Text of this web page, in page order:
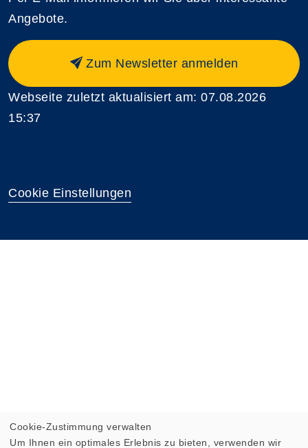
Angebote.
Zum Newsletter anmelden
Webseite zuletzt aktualisiert am: 07.08.2026
15:37
Cookie Einstellungen
Cookie-Zustimmung verwalten
Um Ihnen ein optimales Erlebnis zu bieten, verwenden wir